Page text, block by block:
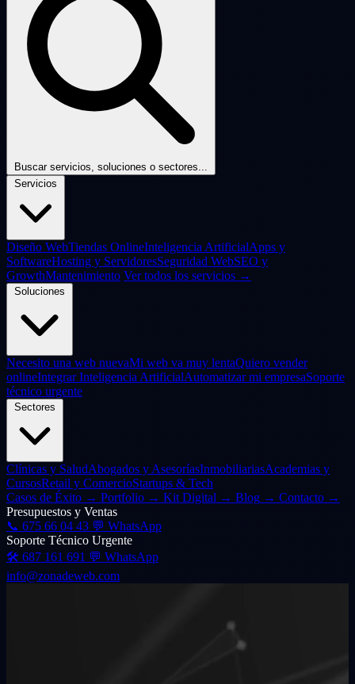
Buscar servicios, soluciones o sectores...
Servicios
Diseño WebTiendas OnlineInteligencia ArtificialApps y
SoftwareHosting y ServidoresSeguridad WebSEO y
GrowthMantenimiento Ver todos los servicios →
Soluciones
Necesito una web nuevaMi web va muy lentaQuiero vender
onlineIntegrar Inteligencia ArtificialAutomatizar mi empresaSoporte
técnico urgente
Sectores
Clínicas y SaludAbogados y AsesoríasInmobiliariasAcademias y
CursosRetail y ComercioStartups & Tech
Casos de Éxito → Portfolio → Kit Digital → Blog → Contacto →
Presupuestos y Ventas
📞 675 66 04 43 💬 WhatsApp
Soporte Técnico Urgente
🛠️ 687 161 691 💬 WhatsApp
info@zonadeweb.com